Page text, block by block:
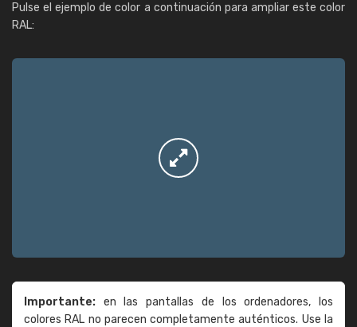
Pulse el ejemplo de color a continuación para ampliar este color
RAL:
Importante: en las pantallas de los ordenadores, los
colores RAL no parecen completamente auténticos. Use la